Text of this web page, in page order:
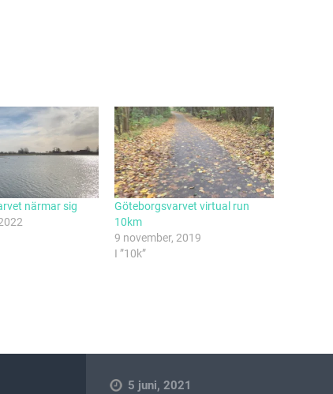
närmar sig
Göteborgsvarvet virtual run
10km
9 november, 2019
I ”10k”
5 juni, 2021